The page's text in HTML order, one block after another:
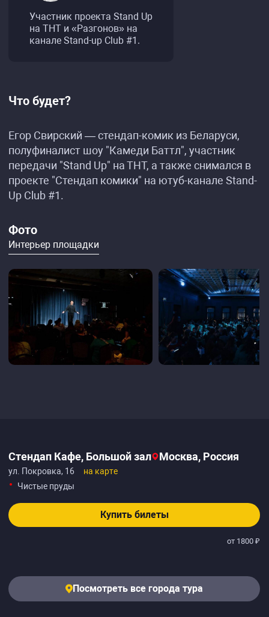
Участник проекта Stand Up
на ТНТ и «Разгонов» на
канале Stand-up Club #1.
Что будет?
Егор Свирский — стендап-комик из Беларуси,
полуфиналист шоу "Камеди Баттл", участник
передачи "Stand Up" на ТНТ, а также снимался в
проекте "Стендап комики" на ютуб-канале Stand-
Up Club #1.
Фото
Интерьер площадки
Стендап Кафе, Большой зал Москва, Россия
ул. Покровка, 16
на карте
Чистые пруды
Купить билеты
от 1800 ₽
Посмотреть все города тура